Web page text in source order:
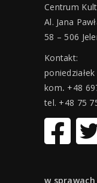
Centrum
Al. Jana
58 – 506
Kontakt:
kom. +48
tel. +48 75
w